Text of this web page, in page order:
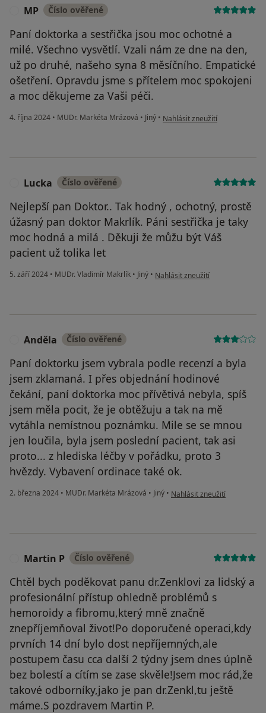
MP Číslo ověřené
Paní doktorka a sestřička jsou moc ochotné a
milé. Všechno vysvětlí. Vzali nám ze dne na den,
už po druhé, našeho syna 8 měsíčního. Empatické
ošetření. Opravdu jsme s přítelem moc spokojeni
a moc děkujeme za Vaši péči.
4. října 2024 • MUDr. Markéta Mrázová • Jiný • podle názoru uživatele MP
Nahlásit zneužití
Lucka Číslo ověřené
Nejlepší pan Doktor.. Tak hodný , ochotný, prostě
úžasný pan doktor Makrlík. Páni sestřička je taky
moc hodná a milá . Děkuji že můžu být Váš
pacient už tolika let
5. září 2024 • MUDr. Vladimír Makrlík • Jiný • podle názoru uživatele Lucka
Nahlásit zneužití
Anděla Číslo ověřené
Paní doktorku jsem vybrala podle recenzí a byla
jsem zklamaná. I přes objednání hodinové
čekání, paní doktorka moc přívětivá nebyla, spíš
jsem měla pocit, že je obtěžuju a tak na mě
vytáhla nemístnou poznámku. Mile se se mnou
jen loučila, byla jsem poslední pacient, tak asi
proto... z hlediska léčby v pořádku, proto 3
hvězdy. Vybavení ordinace také ok.
2. března 2024 • MUDr. Markéta Mrázová • Jiný • podle názoru uživatele
Nahlásit zneužití
Martin P Číslo ověřené
Chtěl bych poděkovat panu dr.Zenklovi za lidský a
profesionální přístup ohledně problémů s
hemoroidy a fibromu,který mně značně
znepříjemňoval život!Po doporučené operaci,kdy
prvních 14 dní bylo dost nepříjemných,ale
postupem času cca další 2 týdny jsem dnes úplně
bez bolestí a cítím se zase skvěle!Jsem moc rád,že
takové odborníky,jako je pan dr.Zenkl,tu ještě
máme.S pozdravem Martin P.